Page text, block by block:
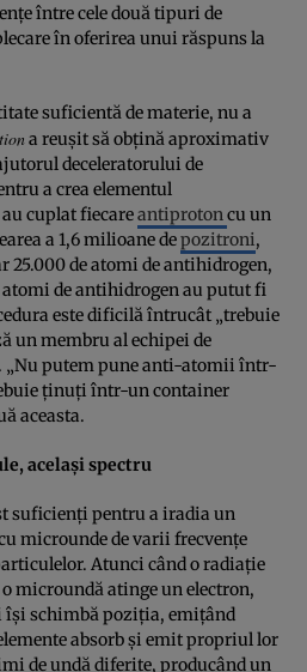
între cele două tipuri de
în oferirea unui răspuns la
suficientă de materie, nu a
a reuşit să obţină aproximativ
deceleratorului de
a crea elementul
cuplat fiecareantiprotoncu un
a 1,6 milioane depozitroni,
25.000 de atomi de antihidrogen,
atomi de antihidrogen au putut fi
este dificilă întrucât „trebuie
un membru al echipei de
„Nu putem pune anti-atomii într-
ţinuţi într-un container
aceasta.
acelaşi spectru
suficienţi pentru a iradia un
microunde de varii frecvenţe
Atunci când o radiaţie
microundă atinge un electron,
îşi schimbă poziţia, emiţând
absorb şi emit propriul lor
de undă diferite, producând un